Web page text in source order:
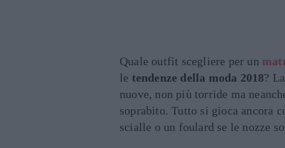
Quale outfit scegliere per un
le tendenze della moda 2018?
nuove, non più torride ma
soprabito. Tutto si gioca ancora
scialle o un foulard se le nozze